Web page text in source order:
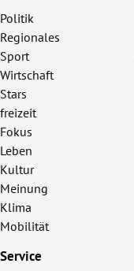
Politik
Regionales
Sport
Wirtschaft
Stars
freizeit
Fokus
Leben
Kultur
Meinung
Klima
Mobilität
Service